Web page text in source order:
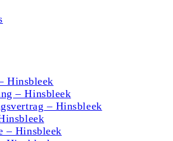
Hinsbleek
– Hinsbleek
– Hinsbleek
– Hinsbleek